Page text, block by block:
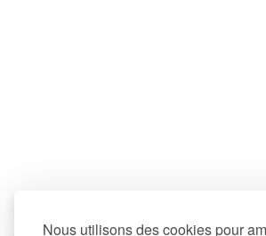
Nous utilisons des cookies pour